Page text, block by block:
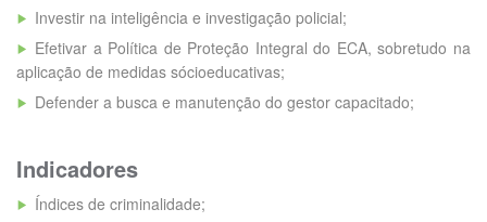
Investir na inteligência e investigação policial;
Efetivar a Política de Proteção Integral do ECA, sobretudo na
aplicação de medidas sócioeducativas;
Defender a busca e manutenção do gestor capacitado;
Indicadores
Índices de criminalidade;